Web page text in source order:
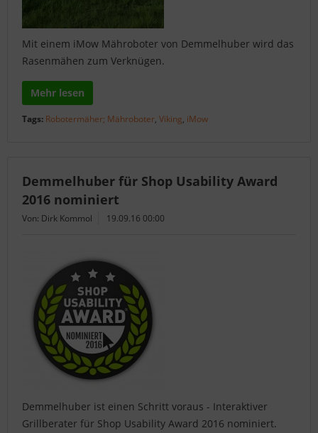
Mit einem iMow Mähroboter von Demmelhuber wird das
Rasenmähen zum Verknügen.
Mehr lesen
Tags: Robotermäher; Mähroboter, Viking, iMow
Demmelhuber für Shop Usability Award
2016 nominiert
Von: Dirk Kommol 19.09.16 00:00
Demmelhuber ist einen Schritt voraus - Interaktiver
Grillberater für Shop Usability Award 2016 nominiert.